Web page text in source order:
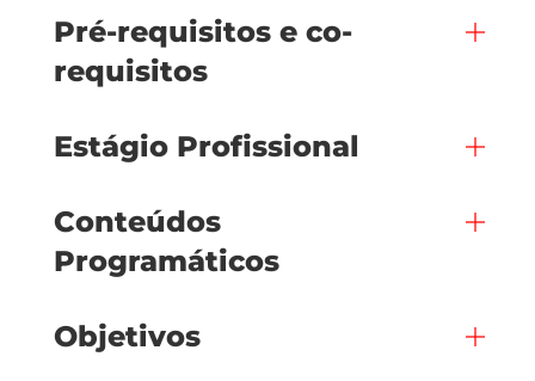
Pré-requisitos e co-
requisitos
Estágio Profissional
Conteúdos
Programáticos
Objetivos